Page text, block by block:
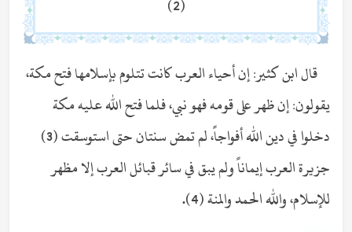
(2)
قال ابن كثير: إن أحياء العرب كانت تتلوم بإسلامها فتح مكة،
يقولون: إن ظهر على قومه فهو نبي، فلما فتح الله عليه مكة
دخلوا في دين الله أفواجاً، لم تمض سنتان حتى استوسقت (3)
جزيرة العرب إيماناً ولم يبق في سائر قبائل العرب إلا مظهر
للإسلام، والله الحمد والمنة (4).